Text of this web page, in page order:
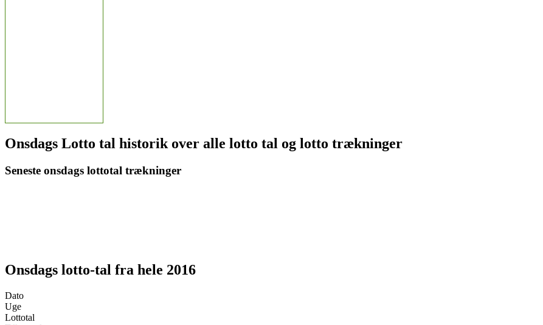
Onsdags Lotto tal historik over alle lotto tal og lotto trækninger
Seneste onsdags lottotal trækninger
Onsdags lotto-tal fra hele 2016
Dato
Uge
Lottotal